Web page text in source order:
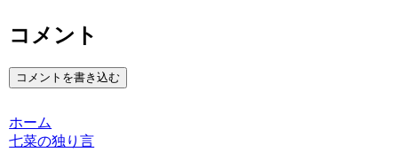
コメント
コメントを書き込む
ホーム
七菜の独り言